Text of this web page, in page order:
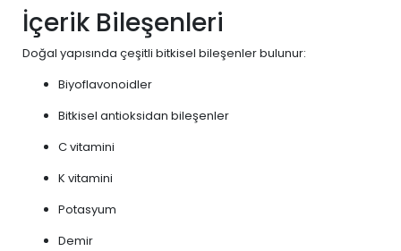
İçerik Bileşenleri
Doğal yapısında çeşitli bitkisel bileşenler bulunur:
Biyoflavonoidler
Bitkisel antioksidan bileşenler
C vitamini
K vitamini
Potasyum
Demir